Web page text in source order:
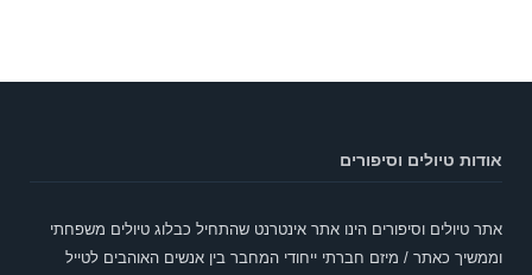
אודות טיולים וסיפורים
אתר טיולים וסיפורים הינו אתר אינטרנט שהתחיל כבלוג טיולים משפחתי
וממשיך כאתר / מיזם חברתי ייחודי המחבר בין אנשים האוהבים לטייל